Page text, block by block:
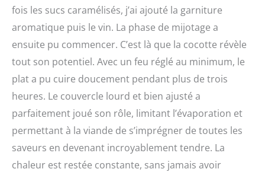
fois les sucs caramélisés, j’ai ajouté la garniture
aromatique puis le vin. La phase de mijotage a
ensuite pu commencer. C’est là que la cocotte révèle
tout son potentiel. Avec un feu réglé au minimum, le
plat a pu cuire doucement pendant plus de trois
heures. Le couvercle lourd et bien ajusté a
parfaitement joué son rôle, limitant l’évaporation et
permettant à la viande de s’imprégner de toutes les
saveurs en devenant incroyablement tendre. La
chaleur est restée constante, sans jamais avoir